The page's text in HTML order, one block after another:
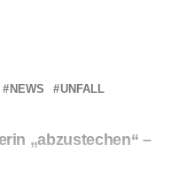
NEWS UNFALL
„abzustechen“ –